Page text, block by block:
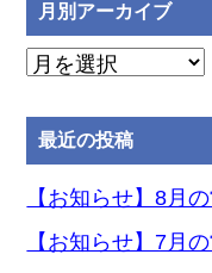
月別アーカイブ
月
ア
ー
カ
ブ
最近の投稿
【お知らせ】8月
【お知らせ】7月